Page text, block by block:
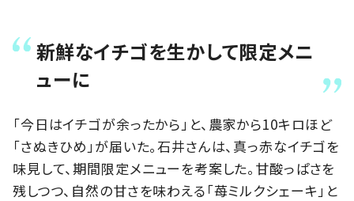
新鮮なイチゴを生かして限定メニ
ューに
「今日はイチゴが余ったから」と、農家から10キロほど
「さぬきひめ」が届いた。石井さんは、真っ赤なイチゴを
味見して、期間限定メニューを考案した。甘酸っぱさを
残しつつ、自然の甘さを味わえる「苺ミルクシェーキ」と